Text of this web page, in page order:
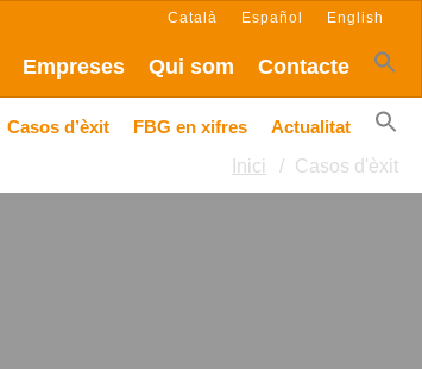
Empreses Qui som Contacte
Català Español English
Casos d’èxit FBG en xifres
Actualitat
Inici
Casos d'èxit